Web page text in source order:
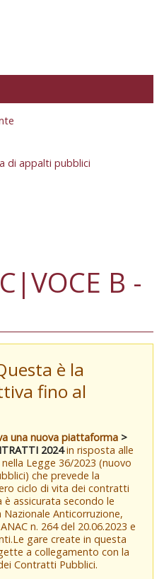
di appalti pubblici
B -
è la
fino al
una nuova piattaforma >
2024in risposta alle
Legge 36/2023 (nuovo
che prevede la
ciclo di vita dei contratti
assicurata secondo le
Anticorruzione,
n. 264 del 20.06.2023 e
gare create in questa
a collegamento con la
Contratti Pubblici.